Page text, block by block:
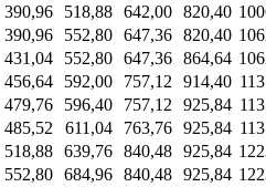
390,96 518,88 642,00 820,40
390,96 552,80 647,36 820,40
431,04 552,80 647,36 864,64
456,64 592,00 757,12 914,40
479,76 596,40 757,12 925,84
485,52 611,04 763,76 925,84
518,88 639,76 840,48 925,84
552,80 684,96 840,48 925,84